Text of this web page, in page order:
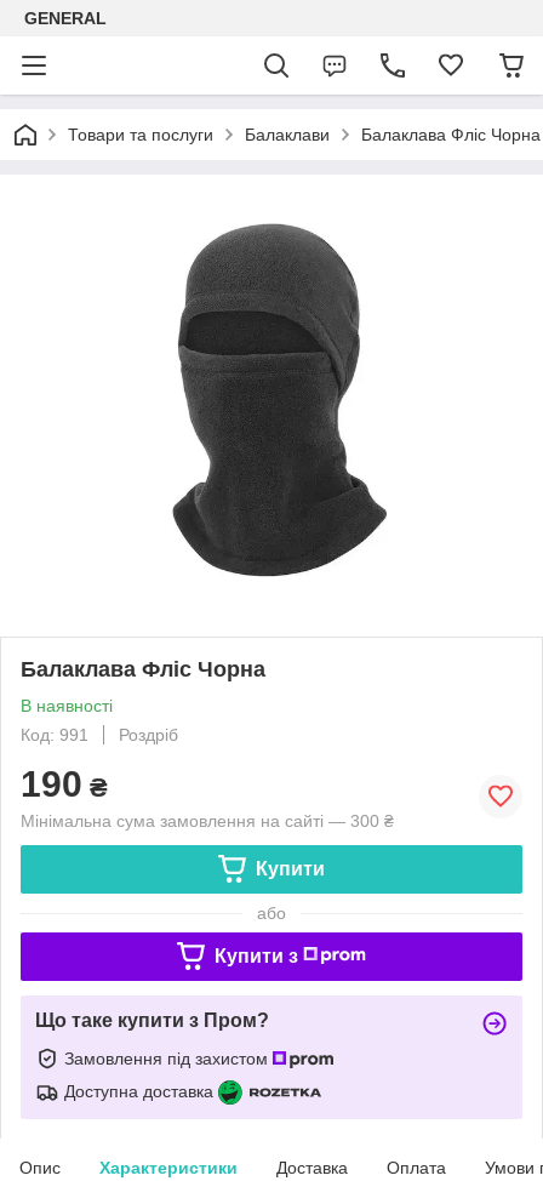
GENERAL
Товари та послуги Балаклави Балаклава Фліс Чорна
Балаклава Фліс Чорна
В наявності
Код: 991
Роздріб
190 ₴
Мінімальна сума замовлення на сайті — 300 ₴
Купити
або
Купити з
Що таке купити з Пром?
Замовлення під захистом
Доступна доставка
Опис Характеристики Доставка Оплата Умови